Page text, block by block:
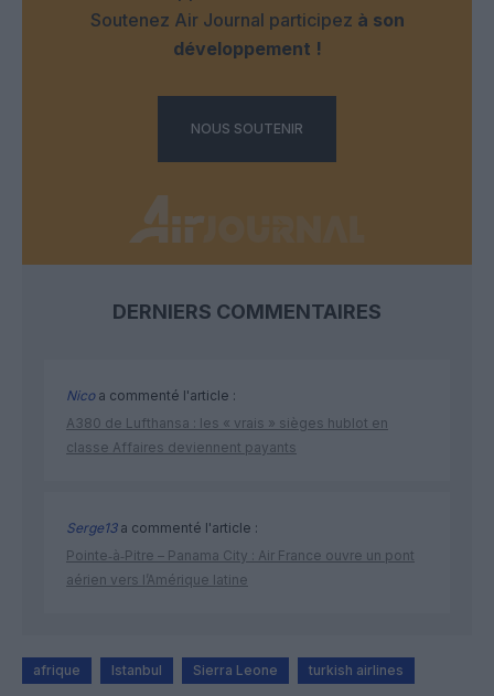
Soutenez Air Journal participez à son
développement !
NOUS SOUTENIR
DERNIERS COMMENTAIRES
Nicoa commenté l'article :
A380 de Lufthansa : les « vrais » sièges hublot en
classe Affaires deviennent payants
Serge13a commenté l'article :
Pointe‑à‑Pitre – Panama City : Air France ouvre un pont
aérien vers l’Amérique latine
afrique Istanbul Sierra Leone turkish airlines